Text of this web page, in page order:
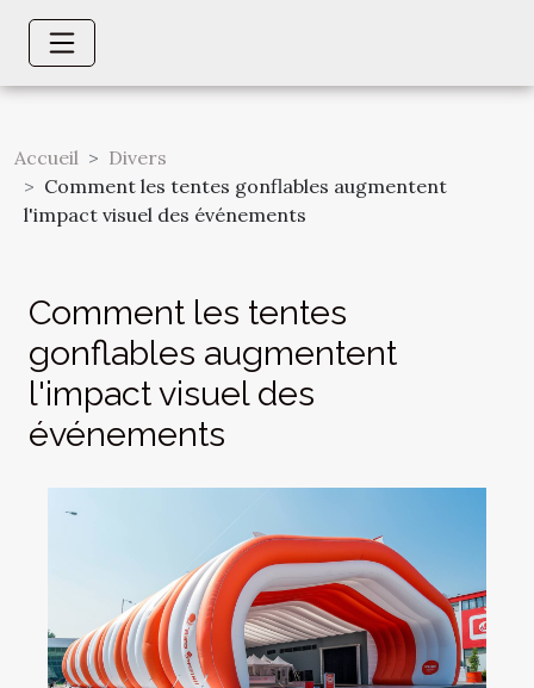
Accueil
Divers
Comment les tentes gonflables augmentent
l'impact visuel des événements
Comment les tentes
gonflables augmentent
l'impact visuel des
événements